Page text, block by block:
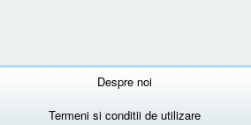
Despre noi
Termeni si conditii de utilizare